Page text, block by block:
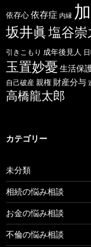
依存心依存症 内縁
坂井眞塩谷崇
引きこもり 成年後見人
玉置妙憂 生活保
自己破産 親権 財産分与
高橋龍太郎
カテゴリー
未分類
相続の悩み相談
お金の悩み相談
不倫の悩み相談